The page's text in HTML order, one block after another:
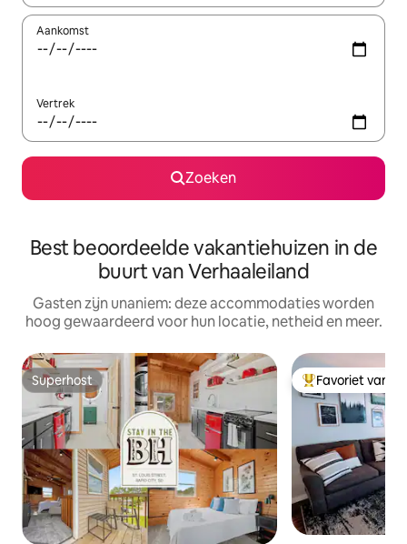
Aankomst
Vertrek
Zoeken
Best beoordeelde vakantiehuizen in de
buurt van Verhaaleiland
Gasten zijn unaniem: deze accommodaties worden
hoog gewaardeerd voor hun locatie, netheid en meer.
Superhost
Superhost Topfavoriet van
Favoriet van